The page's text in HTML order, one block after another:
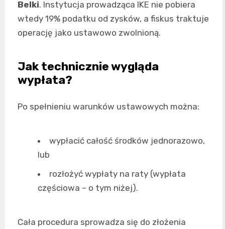
Belki. Instytucja prowadząca IKE nie pobiera
wtedy 19% podatku od zysków, a fiskus traktuje
operację jako ustawowo zwolnioną.
Jak technicznie wygląda
wypłata?
Po spełnieniu warunków ustawowych można:
wypłacić całość środków jednorazowo,
lub
rozłożyć wypłaty na raty (wypłata
częściowa – o tym niżej).
Cała procedura sprowadza się do złożenia